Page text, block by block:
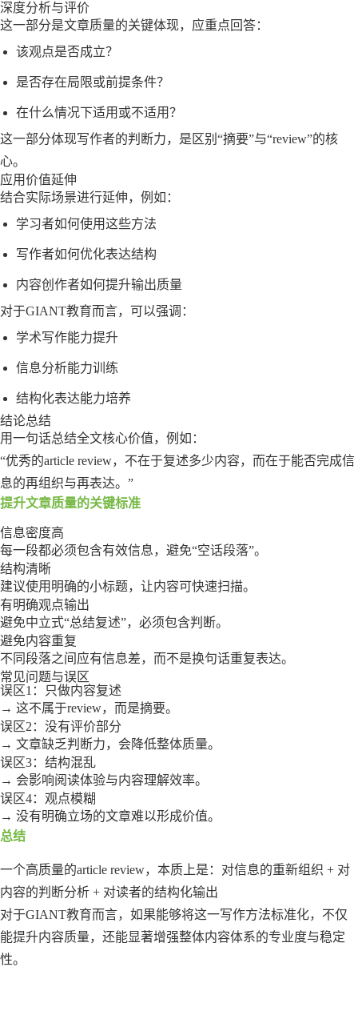
深度分析与评价
这一部分是文章质量的关键体现，应重点回答：
该观点是否成立？
是否存在局限或前提条件？
在什么情况下适用或不适用？
这一部分体现写作者的判断力，是区别“摘要”与“review”的核
心。
应用价值延伸
结合实际场景进行延伸，例如：
学习者如何使用这些方法
写作者如何优化表达结构
内容创作者如何提升输出质量
对于GIANT教育而言，可以强调：
学术写作能力提升
信息分析能力训练
结构化表达能力培养
结论总结
用一句话总结全文核心价值，例如：
“优秀的article review，不在于复述多少内容，而在于能否完成信
息的再组织与再表达。”
提升文章质量的关键标准
信息密度高
每一段都必须包含有效信息，避免“空话段落”。
结构清晰
建议使用明确的小标题，让内容可快速扫描。
有明确观点输出
避免中立式“总结复述”，必须包含判断。
避免内容重复
不同段落之间应有信息差，而不是换句话重复表达。
常见问题与误区
误区1：只做内容复述
→ 这不属于review，而是摘要。
误区2：没有评价部分
→ 文章缺乏判断力，会降低整体质量。
误区3：结构混乱
→ 会影响阅读体验与内容理解效率。
误区4：观点模糊
→ 没有明确立场的文章难以形成价值。
总结
一个高质量的article review，本质上是：对信息的重新组织 + 对
内容的判断分析 + 对读者的结构化输出
对于GIANT教育而言，如果能够将这一写作方法标准化，不仅
能提升内容质量，还能显著增强整体内容体系的专业度与稳定
性。